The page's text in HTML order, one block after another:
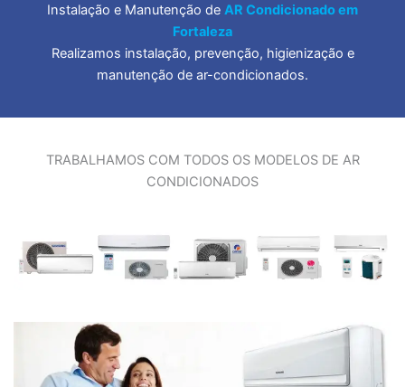
Instalação e Manutenção de AR Condicionado em
Fortaleza
Realizamos instalação, prevenção, higienização e
manutenção de ar-condicionados.
TRABALHAMOS COM TODOS OS MODELOS DE AR
CONDICIONADOS